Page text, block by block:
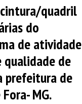
quadril
do
de atividade
qualidade de
prefeitura de
MG.